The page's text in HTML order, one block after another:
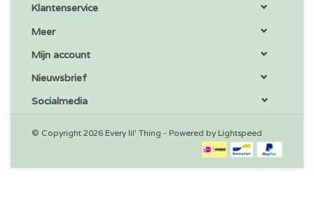
Klantenservice
Meer
Mijn account
Nieuwsbrief
Socialmedia
© Copyright 2026 Every lil' Thing - Powered by Lightspeed